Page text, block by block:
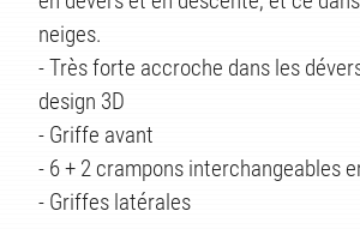
neiges.
- Très forte accroche dans les
design 3D
- Griffe avant
- 6 + 2 crampons interchangeables
- Griffes latérales